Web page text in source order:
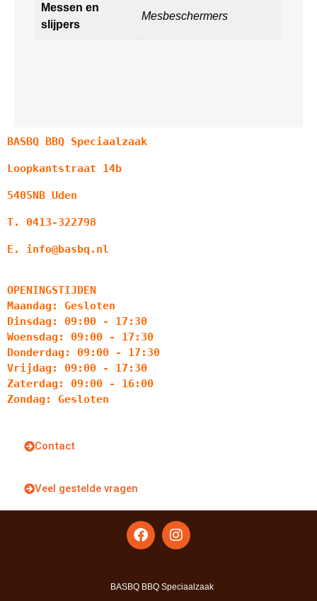
Messen en
slijpers
Mesbeschermers
BASBQ BBQ Speciaalzaak
Loopkantstraat 14b
5405NB Uden
T. 0413-322798
E. info@basbq.nl
OPENINGSTIJDEN
Maandag: Gesloten
Dinsdag: 09:00 - 17:30
Woensdag: 09:00 - 17:30
Donderdag: 09:00 - 17:30
Vrijdag: 09:00 - 17:30
Zaterdag: 09:00 - 16:00
Zondag: Gesloten
Contact
Veel gestelde vragen
BASBQ BBQ Speciaalzaak